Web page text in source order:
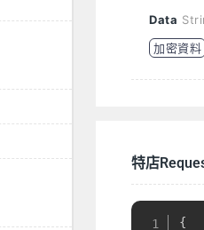
Data
加密資料
特店
{